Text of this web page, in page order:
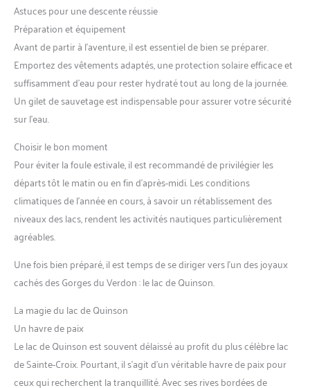
Astuces pour une descente réussie
Préparation et équipement
Avant de partir à l’aventure, il est essentiel de bien se préparer.
Emportez des vêtements adaptés, une protection solaire efficace et
suffisamment d’eau pour rester hydraté tout au long de la journée.
Un gilet de sauvetage est indispensable pour assurer votre sécurité
sur l’eau.
Choisir le bon moment
Pour éviter la foule estivale, il est recommandé de privilégier les
départs tôt le matin ou en fin d’après-midi. Les conditions
climatiques de l’année en cours, à savoir un rétablissement des
niveaux des lacs, rendent les activités nautiques particulièrement
agréables.
Une fois bien préparé, il est temps de se diriger vers l’un des joyaux
cachés des Gorges du Verdon : le lac de Quinson.
La magie du lac de Quinson
Un havre de paix
Le lac de Quinson est souvent délaissé au profit du plus célèbre lac
de Sainte-Croix. Pourtant, il s’agit d’un véritable havre de paix pour
ceux qui recherchent la tranquillité. Avec ses rives bordées de